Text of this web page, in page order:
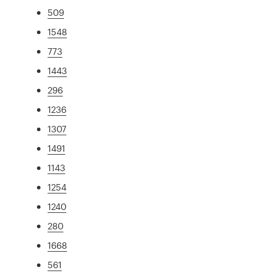
509
1548
773
1443
296
1236
1307
1491
1143
1254
1240
280
1668
561